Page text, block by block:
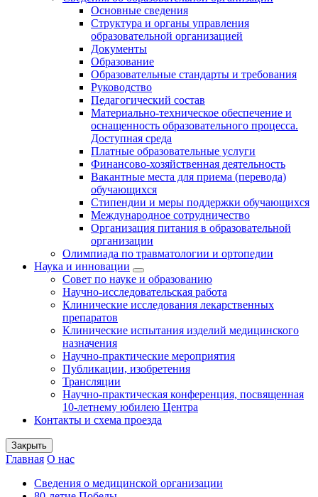
Основные сведения
Структура и органы управления
образовательной организацией
Документы
Образование
Образовательные стандарты и требования
Руководство
Педагогический состав
Материально-техническое обеспечение и
оснащенность образовательного процесса.
Доступная среда
Платные образовательные услуги
Финансово-хозяйственная деятельность
Вакантные места для приема (перевода)
обучающихся
Стипендии и меры поддержки обучающихся
Международное сотрудничество
Организация питания в образовательной
организации
Олимпиада по травматологии и ортопедии
Наука и инновации
Совет по науке и образованию
Научно-исследовательская работа
Клинические исследования лекарственных
препаратов
Клинические испытания изделий медицинского
назначения
Научно-практические мероприятия
Публикации, изобретения
Трансляции
Научно-практическая конференция, посвященная
10-летнему юбилею Центра
Контакты и схема проезда
Закрыть
Главная О нас
Сведения о медицинской организации